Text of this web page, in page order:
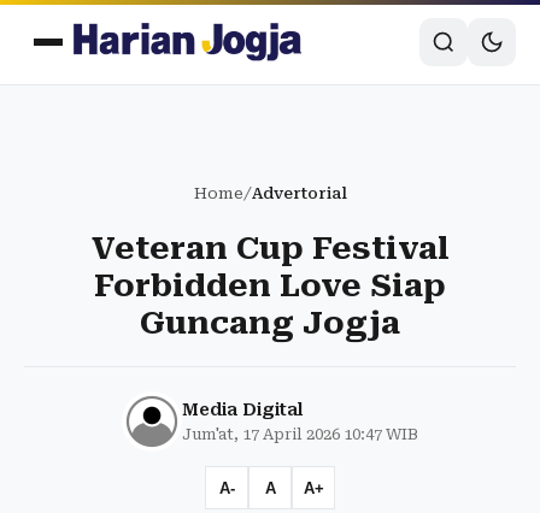
Home/Advertorial
Veteran Cup Festival
Forbidden Love Siap
Guncang Jogja
Media Digital
Jum'at, 17 April 2026 10:47 WIB
A- A A+